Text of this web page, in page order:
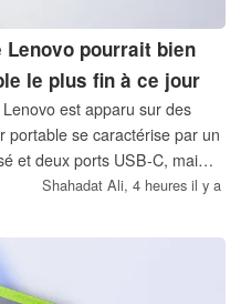
Lenovo pourrait bien
le plus fin à ce jour
est apparu sur des
portable se caractérise par un
et deux ports USB-C, mais
de cet appareil ni
Shahadat Ali, 4 heures il y a